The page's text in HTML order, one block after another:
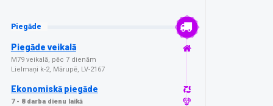
Piegāde
Piegāde veikalā
M79 veikalā, pēc 7 dienām
Lielmaņi k-2, Mārupē, LV-2167
Ekonomiskā piegāde
7 - 8 darba dienu laikā